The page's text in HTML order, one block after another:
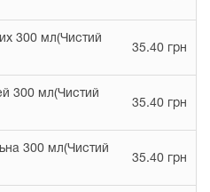
300 мл(Чистий
35.40 грн
300 мл(Чистий
35.40 грн
300 мл(Чистий
35.40 грн